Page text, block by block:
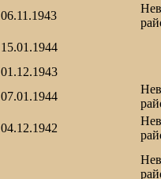
06.11.1943
15.01.1944
01.12.1943
07.01.1944
04.12.1942